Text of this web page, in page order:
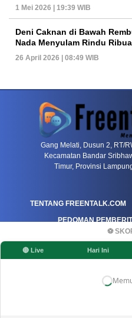
⚽
🔴 Live Hari Ini
1 Mei 2026 | 19:39 WIB
Deni Caknan di Bawah
Nada Menyulam Rindu
26 April 2026 | 08:49 WIB
Gang Melati, Dusun 2, RT/
Kecamatan Bandar
Timur, Provinsi
TENTANG FREENTALK.COM
PEDOMAN
PEDOMAN
KOREKSI & KLARIFIKASI